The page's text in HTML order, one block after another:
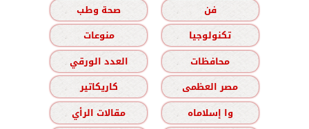
فن
صحة وطب
تكنولوجيا
منوعات
محافظات
العدد الورقي
مصر العظمى
كاريكاتير
وا إسلاماه
مقالات الرأي